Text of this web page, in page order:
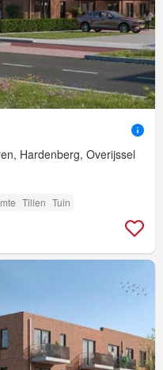
Hardenberg, Overijssel
Tillen Tuin